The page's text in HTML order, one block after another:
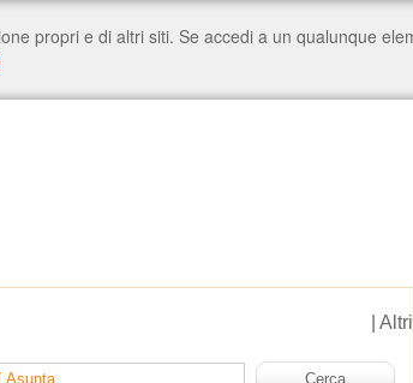
Altri